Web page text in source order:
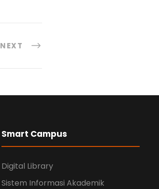
NEXT
Smart Campus
Digital Library
Sistem Informasi Akademik